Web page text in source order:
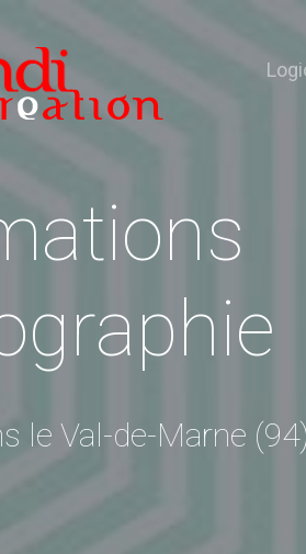
le Val-de-Marne (94)